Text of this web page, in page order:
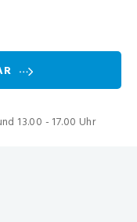
13.00 - 17.00 Uhr